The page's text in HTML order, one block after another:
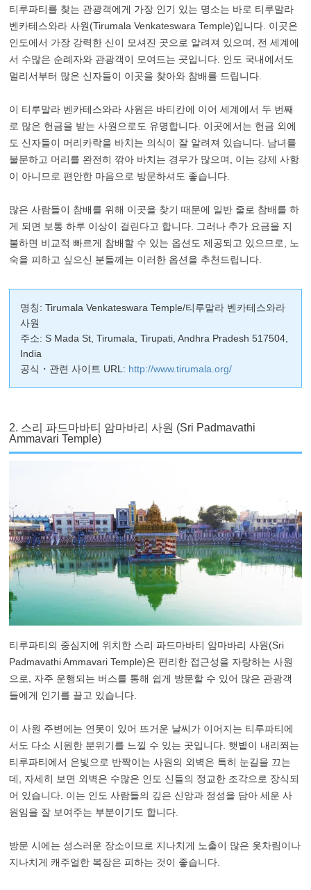
티루파티를 찾는 관광객에게 가장 인기 있는 명소는 바로 티루말라
벤카테스와라 사원(Tirumala Venkateswara Temple)입니다. 이곳은
인도에서 가장 강력한 신이 모셔진 곳으로 알려져 있으며, 전 세계에
서 수많은 순례자와 관광객이 모여드는 곳입니다. 인도 국내에서도
멀리서부터 많은 신자들이 이곳을 찾아와 참배를 드립니다.
이 티루말라 벤카테스와라 사원은 바티칸에 이어 세계에서 두 번째
로 많은 헌금을 받는 사원으로도 유명합니다. 이곳에서는 헌금 외에
도 신자들이 머리카락을 바치는 의식이 잘 알려져 있습니다. 남녀를
불문하고 머리를 완전히 깎아 바치는 경우가 많으며, 이는 강제 사항
이 아니므로 편안한 마음으로 방문하셔도 좋습니다.
많은 사람들이 참배를 위해 이곳을 찾기 때문에 일반 줄로 참배를 하
게 되면 보통 하루 이상이 걸린다고 합니다. 그러나 추가 요금을 지
불하면 비교적 빠르게 참배할 수 있는 옵션도 제공되고 있으므로, 노
숙을 피하고 싶으신 분들께는 이러한 옵션을 추천드립니다.
명칭: Tirumala Venkateswara Temple/티루말라 벤카테스와라
사원
주소: S Mada St, Tirumala, Tirupati, Andhra Pradesh 517504,
India
공식・관련 사이트 URL: http://www.tirumala.org/
2. 스리 파드마바티 암마바리 사원 (Sri Padmavathi
Ammavari Temple)
티루파티의 중심지에 위치한 스리 파드마바티 암마바리 사원(Sri
Padmavathi Ammavari Temple)은 편리한 접근성을 자랑하는 사원
으로, 자주 운행되는 버스를 통해 쉽게 방문할 수 있어 많은 관광객
들에게 인기를 끌고 있습니다.
이 사원 주변에는 연못이 있어 뜨거운 날씨가 이어지는 티루파티에
서도 다소 시원한 분위기를 느낄 수 있는 곳입니다. 햇볕이 내리쬐는
티루파티에서 은빛으로 반짝이는 사원의 외벽은 특히 눈길을 끄는
데, 자세히 보면 외벽은 수많은 인도 신들의 정교한 조각으로 장식되
어 있습니다. 이는 인도 사람들의 깊은 신앙과 정성을 담아 세운 사
원임을 잘 보여주는 부분이기도 합니다.
방문 시에는 성스러운 장소이므로 지나치게 노출이 많은 옷차림이나
지나치게 캐주얼한 복장은 피하는 것이 좋습니다.